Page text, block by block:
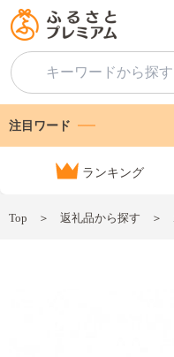
注目ワード
ランキング
Top 返礼品から探す